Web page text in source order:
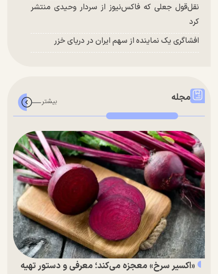
نقل‌قول جعلی که فاکس‌نیوز از سردار وحیدی منتشر
کرد
افشاگری یک نماینده از سهم ایران در دریای خزر
مجله
«اکسیر سرخ» معجزه می‌کند؛ معرفی و دستور تهیه